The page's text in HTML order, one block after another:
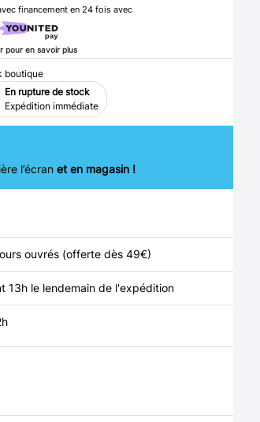
financement en 24 fois avec
pour en savoir plus
boutique
En rupture de stock
Expédition immédiate
l’écran et en magasin !
ouvrés (offerte dès 49€)
13h le lendemain de l'expédition